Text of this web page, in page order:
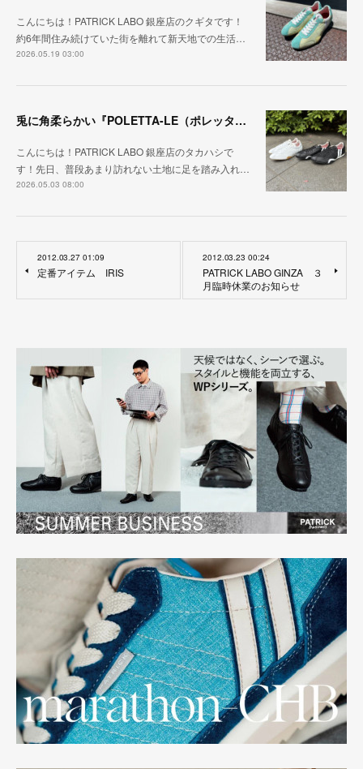
こんにちは！PATRICK LABO 銀座店のクギタです！
約6年間住み続けていた街を離れて新天地での生活…
2026.05.19 03:00
兎に角柔らかい『POLETTA-LE（ポレッタ・レザー）』
こんにちは！PATRICK LABO 銀座店のタカハシで
す！先日、普段あまり訪れない土地に足を踏み入れ…
2026.05.03 08:00
2012.03.27 01:09
定番アイテム IRIS
2012.03.23 00:24
PATRICK LABO GINZA ３
月臨時休業のお知らせ